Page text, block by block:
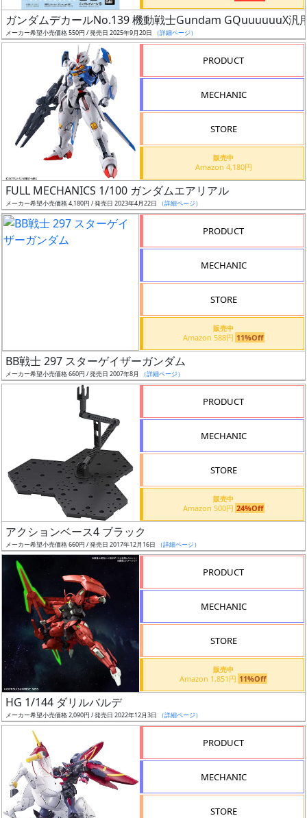
日
発
売
通知
対象
ギ
ャ
ラ
リ
ー
定
予
期
割
引
路
ガンダムデカールNo.139 機動戦士Gundam GQuuuuuuX汎
メーカー希望小売価格 550円 / 発売日 2025年9月20日 （詳細ページ）
PRODUCT
MECHANIC
STORE
販売中
Amazon 4,180円
FULL MECHANICS 1/100 ガンダムエアリアル
メーカー希望小売価格 4,180円 / 発売日 2023年4月22日 （詳細ページ）
PRODUCT
MECHANIC
STORE
販売中
Amazon 588円 11%Off
BB戦士 297 スターゲイザーガンダム
メーカー希望小売価格 660円 / 発売日 2007年8月 （詳細ページ）
PRODUCT
MECHANIC
STORE
販売中
Amazon 500円 24%Off
アクションベース4 ブラック
メーカー希望小売価格 660円 / 発売日 2017年12月16日 （詳細ページ）
PRODUCT
MECHANIC
STORE
販売中
Amazon 1,851円 11%Off
HG 1/144 ダリルバルデ
メーカー希望小売価格 2,090円 / 発売日 2022年12月3日 （詳細ページ）
PRODUCT
MECHANIC
STORE